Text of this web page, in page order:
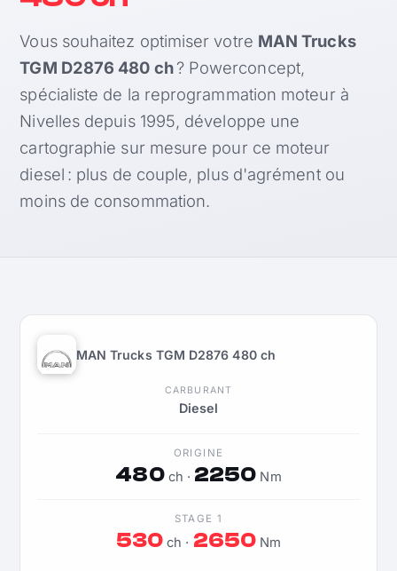
Vous souhaitez optimiser votre MAN Trucks
TGM D2876 480 ch? Powerconcept,
spécialiste de la reprogrammation moteur à
Nivelles depuis 1995, développe une
cartographie sur mesure pour ce moteur
diesel : plus de couple, plus d'agrément ou
moins de consommation.
MAN Trucks TGM D2876 480 ch
CARBURANT
Diesel
ORIGINE
480ch · 2250 Nm
STAGE 1
530 ch · 2650Nm